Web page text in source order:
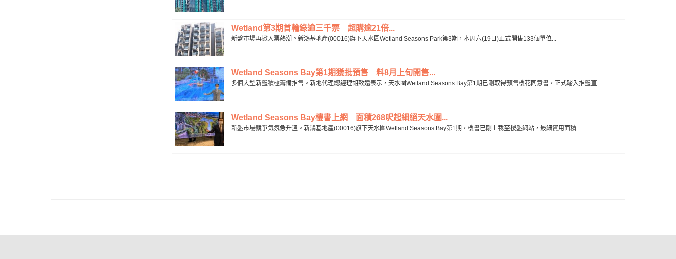
Wetland第3期首輪錄逾三千票 超購逾21倍...
新盤市場再掀入票熱潮。新鴻基地產(00016)旗下天水圍Wetland Seasons Park第3期，本周六(19日)正式開售133個單位...
Wetland Seasons Bay第1期獲批預售 料8月上旬開售...
多個大型新盤積極籌備推售。新地代理總經理胡致遠表示，天水圍Wetland Seasons Bay第1期已剛取得預售樓花同意書，正式踏入推盤直...
Wetland Seasons Bay樓書上網 面積268呎起細絕天水圍...
新盤市場競爭氣氛急升溫。新鴻基地產(00016)旗下天水圍Wetland Seasons Bay第1期，樓書已剛上載至樓盤網站，最細實用面積...